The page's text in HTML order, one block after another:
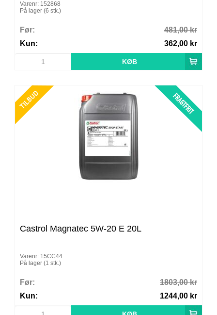
Varenr: 152868
På lager (6 stk.)
Før:
481,00 kr
Kun:
362,00 kr
Castrol Magnatec 5W-20 E 20L
Varenr: 15CC44
På lager (1 stk.)
Før:
1803,00 kr
Kun:
1244,00 kr